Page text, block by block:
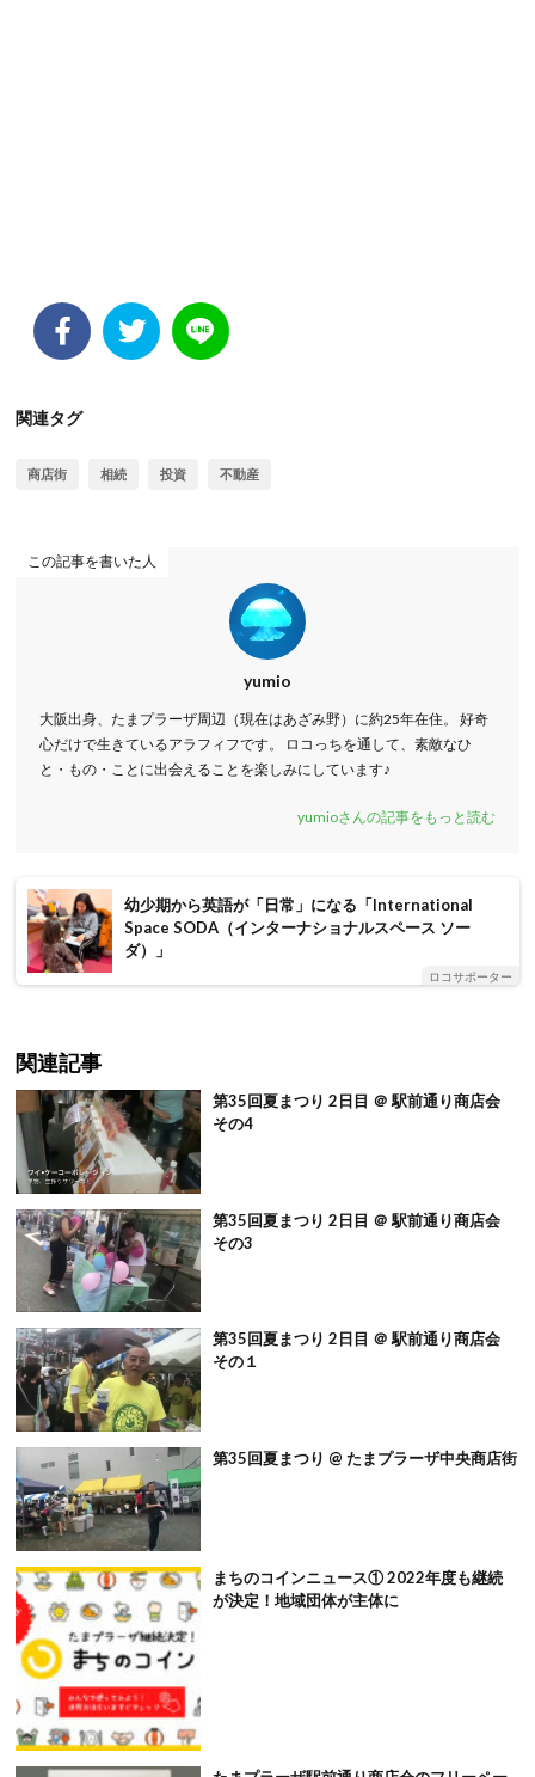
関連タグ
商店街 相続 投資 不動産
この記事を書いた人
yumio
大阪出身、たまプラーザ周辺（現在はあざみ野）に約25年在住。 好奇
心だけで生きているアラフィフです。 ロコっちを通して、素敵なひ
と・もの・ことに出会えることを楽しみにしています♪
yumioさんの記事をもっと読む
幼少期から英語が「日常」になる「International
Space SODA（インターナショナルスペース ソー
ダ）」
ロコサポーター
関連記事
第35回夏まつり 2日目 ＠ 駅前通り商店会
その4
第35回夏まつり 2日目 ＠ 駅前通り商店会
その3
第35回夏まつり 2日目 ＠ 駅前通り商店会
その１
第35回夏まつり @ たまプラーザ中央商店街
まちのコインニュース① 2022年度も継続
が決定！地域団体が主体に